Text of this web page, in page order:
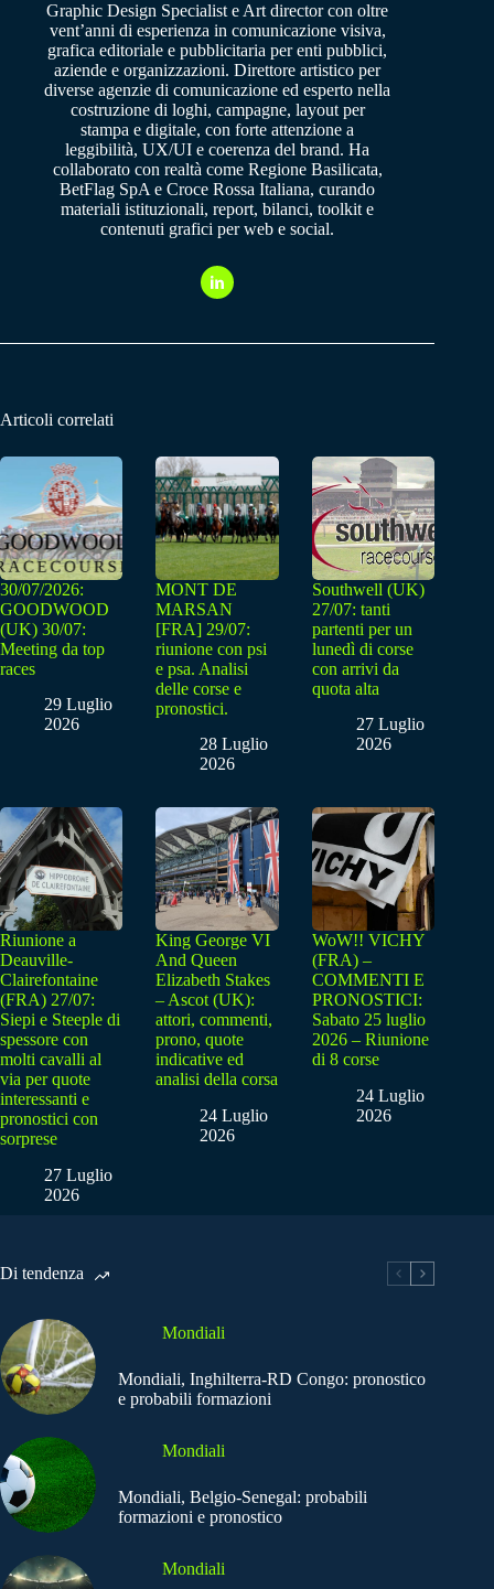
Graphic Design Specialist e Art director con oltre
vent’anni di esperienza in comunicazione visiva,
grafica editoriale e pubblicitaria per enti pubblici,
aziende e organizzazioni. Direttore artistico per
diverse agenzie di comunicazione ed esperto nella
costruzione di loghi, campagne, layout per
stampa e digitale, con forte attenzione a
leggibilità, UX/UI e coerenza del brand. Ha
collaborato con realtà come Regione Basilicata,
BetFlag SpA e Croce Rossa Italiana, curando
materiali istituzionali, report, bilanci, toolkit e
contenuti grafici per web e social.
Articoli correlati
30/07/2026:
GOODWOOD
(UK) 30/07:
Meeting da top
races
29 Luglio
2026
MONT DE
MARSAN
[FRA] 29/07:
riunione con psi
e psa. Analisi
delle corse e
pronostici.
28 Luglio
2026
Southwell (UK)
27/07: tanti
partenti per un
lunedì di corse
con arrivi da
quota alta
27 Luglio
2026
Riunione a
Deauville-
Clairefontaine
(FRA) 27/07:
Siepi e Steeple di
spessore con
molti cavalli al
via per quote
interessanti e
pronostici con
sorprese
27 Luglio
2026
King George VI
And Queen
Elizabeth Stakes
– Ascot (UK):
attori, commenti,
prono, quote
indicative ed
analisi della corsa
24 Luglio
2026
WoW!! VICHY
(FRA) –
COMMENTI E
PRONOSTICI:
Sabato 25 luglio
2026 – Riunione
di 8 corse
24 Luglio
2026
Di tendenza
Mondiali
Mondiali, Inghilterra-RD Congo: pronostico
e probabili formazioni
Mondiali
Mondiali, Belgio-Senegal: probabili
formazioni e pronostico
Mondiali